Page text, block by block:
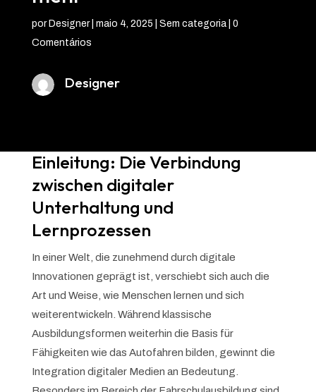
por Designer| maio 4, 2025 | Sem categoria | 0
Comentários
Designer
Einleitung: Die Verbindung
zwischen digitaler
Unterhaltung und
Lernprozessen
In einer Welt, die zunehmend durch digitale
Innovationen geprägt ist, verschiebt sich auch die
Art und Weise, wie Menschen lernen und sich
weiterentwickeln. Während klassische
Ausbildungsformen weiterhin die Basis für
Fähigkeiten wie das Autofahren bilden, gewinnt die
Integration digitaler Medien an Bedeutung.